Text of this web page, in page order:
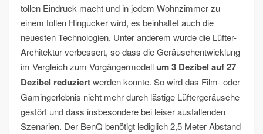
tollen Eindruck macht und in jedem Wohnzimmer zu
einem tollen Hingucker wird, es beinhaltet auch die
neuesten Technologien. Unter anderem wurde die Lüfter-
Architektur verbessert, so dass die Geräuschentwicklung
im Vergleich zum Vorgängermodellum 3 Dezibel auf 27
Dezibel reduziertwerden konnte. So wird das Film- oder
Gamingerlebnis nicht mehr durch lästige Lüftergeräusche
gestört und dass insbesondere bei leiser ausfallenden
Szenarien. Der BenQ benötigt lediglich 2,5 Meter Abstand